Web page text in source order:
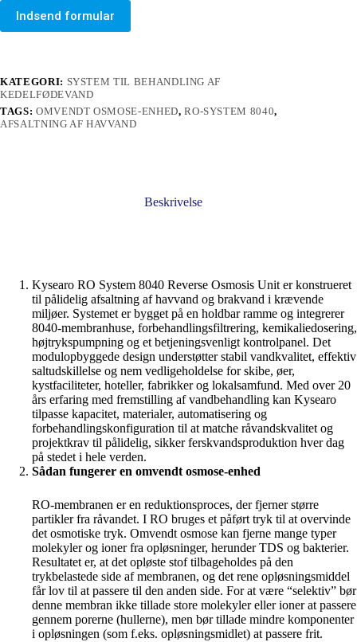
Indsend formular
KATEGORI: SYSTEM TIL BEHANDLING AF
KEDELFØDEVAND
TAGS: OMVENDT OSMOSE-ENHED,RO-SYSTEM 8040,
AFSALTNING AF HAVVAND
Beskrivelse
Kysearo RO System 8040 Reverse Osmosis Unit er konstrueret
til pålidelig afsaltning af havvand og brakvand i krævende
miljøer. Systemet er bygget på en holdbar ramme og integrerer
8040-membranhuse, forbehandlingsfiltrering, kemikaliedosering,
højtrykspumpning og et betjeningsvenligt kontrolpanel. Det
modulopbyggede design understøtter stabil vandkvalitet, effektiv
saltudskillelse og nem vedligeholdelse for skibe, øer,
kystfaciliteter, hoteller, fabrikker og lokalsamfund. Med over 20
års erfaring med fremstilling af vandbehandling kan Kysearo
tilpasse kapacitet, materialer, automatisering og
forbehandlingskonfiguration til at matche råvandskvalitet og
projektkrav til pålidelig, sikker ferskvandsproduktion hver dag
på stedet i hele verden.
Sådan fungerer en omvendt osmose-enhed
RO-membranen er en reduktionsproces, der fjerner større
partikler fra råvandet. I RO bruges et påført tryk til at overvinde
det osmotiske tryk. Omvendt osmose kan fjerne mange typer
molekyler og ioner fra opløsninger, herunder TDS og bakterier.
Resultatet er, at det opløste stof tilbageholdes på den
trykbelastede side af membranen, og det rene opløsningsmiddel
får lov til at passere til den anden side. For at være “selektiv” bør
denne membran ikke tillade store molekyler eller ioner at passere
gennem porerne (hullerne), men bør tillade mindre komponenter
i opløsningen (som f.eks. opløsningsmidlet) at passere frit.